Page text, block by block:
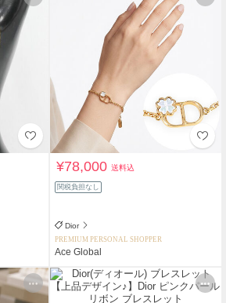
¥78,000送料込
関税負担なし
Dior
PREMIUM PERSONAL SHOPPER
Ace Global